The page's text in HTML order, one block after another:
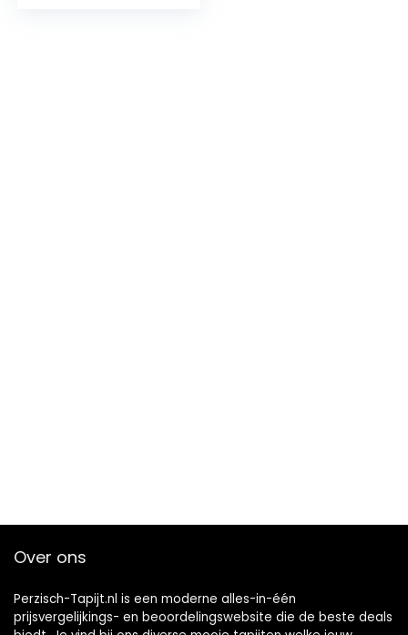
Over ons
Perzisch-Tapijt.nl is een moderne alles-in-één
prijsvergelijkings- en beoordelingswebsite die de beste deals